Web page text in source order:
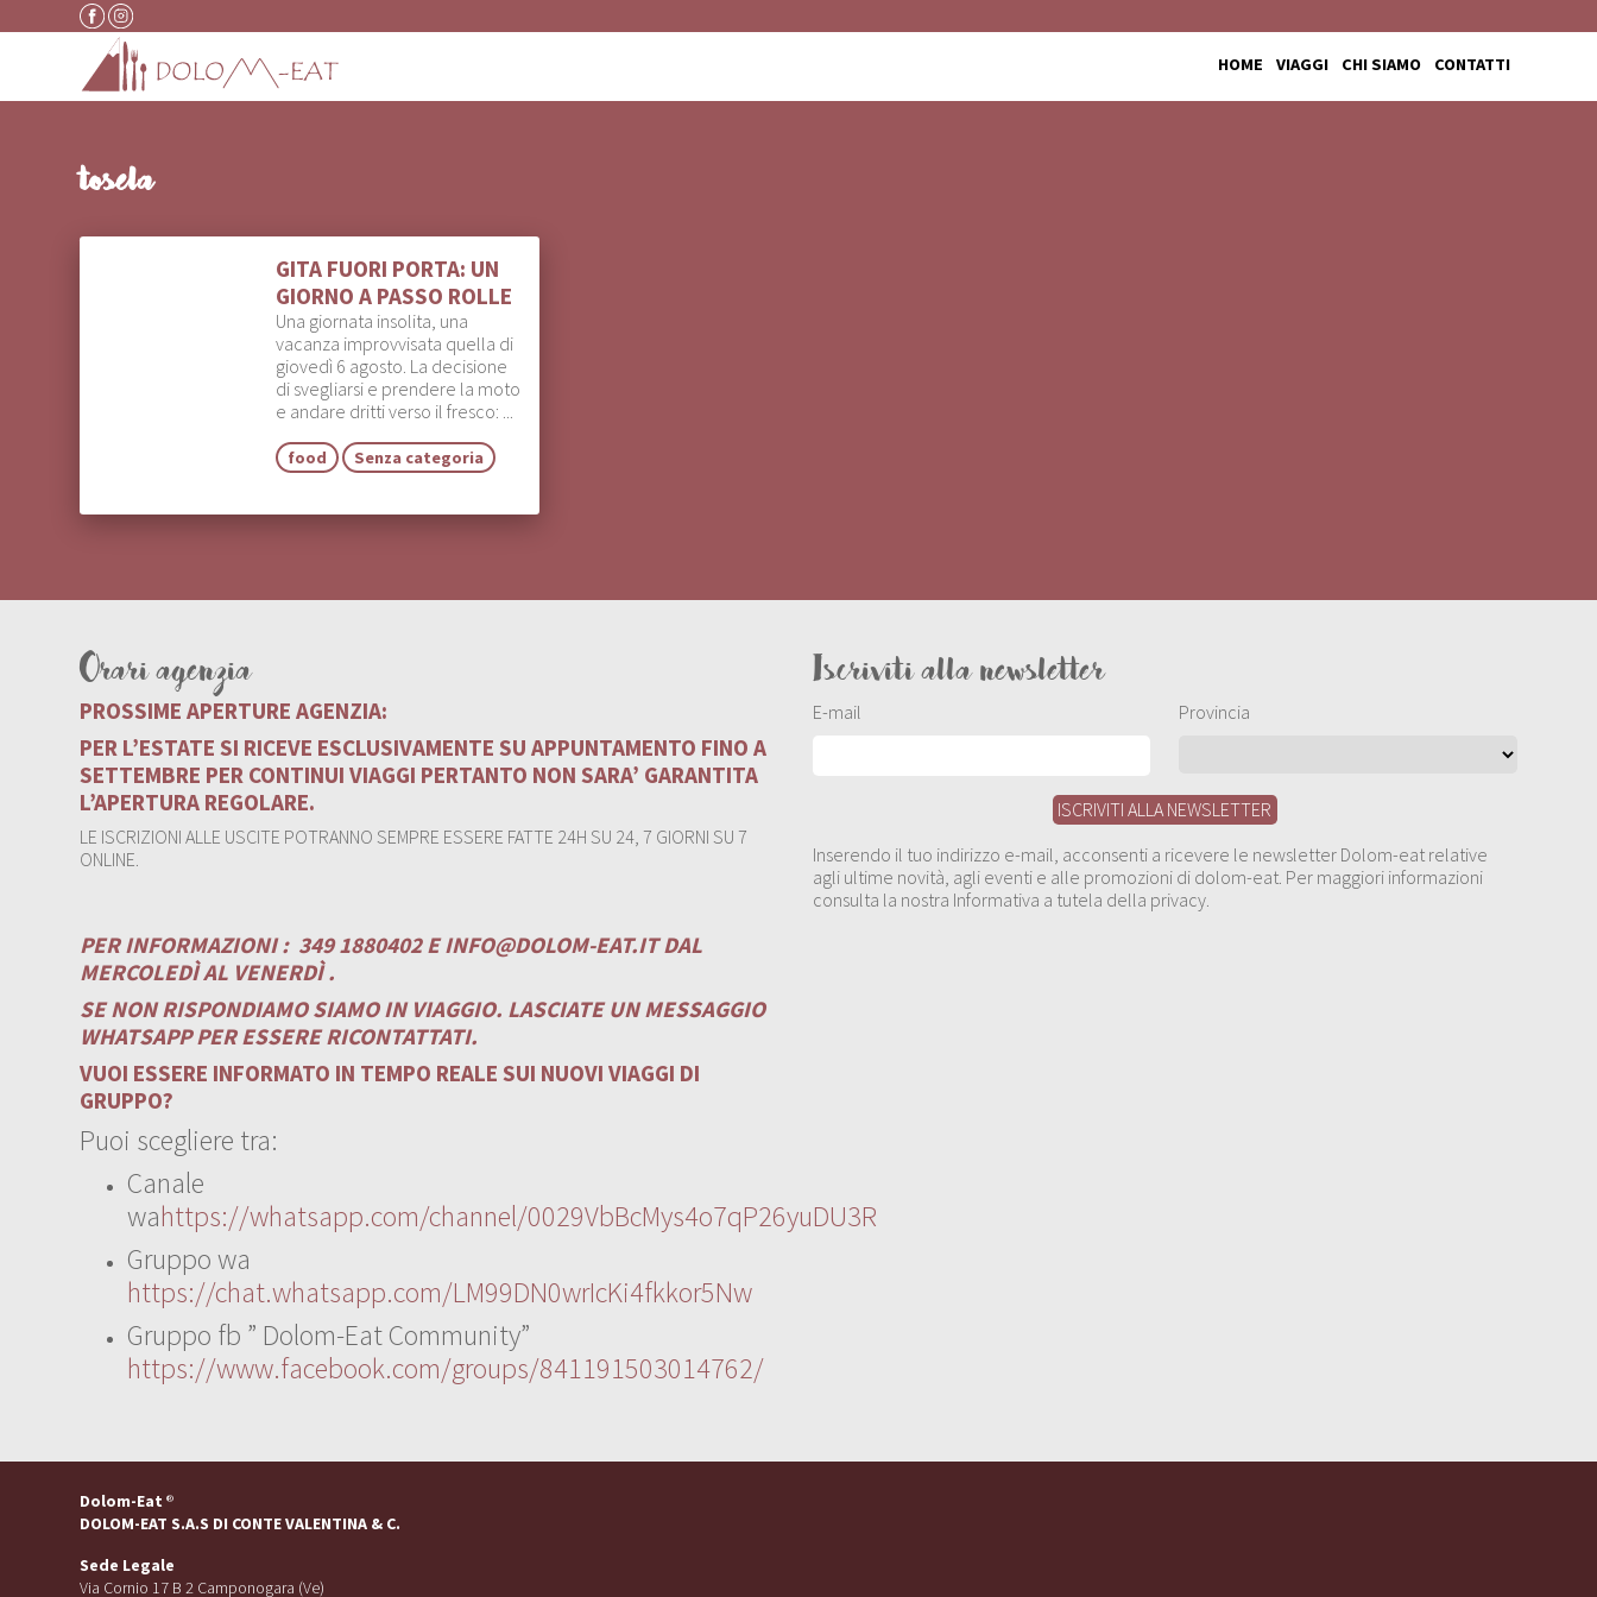
Vai al contenuto
HOME VIAGGI CHI SIAMO CONTATTI
tosela
GITA FUORI PORTA: UN
GIORNO A PASSO ROLLE
Una giornata insolita, una
vacanza improvvisata quella di
giovedì 6 agosto. La decisione
di svegliarsi e prendere la moto
e andare dritti verso il fresco: ...
food Senza categoria
Orari agenzia
PROSSIME APERTURE AGENZIA:
PER L’ESTATE SI RICEVE ESCLUSIVAMENTE SU APPUNTAMENTO FINO A
SETTEMBRE PER CONTINUI VIAGGI PERTANTO NON SARA’ GARANTITA
L’APERTURA REGOLARE.
LE ISCRIZIONI ALLE USCITE POTRANNO SEMPRE ESSERE FATTE 24H SU 24, 7 GIORNI SU 7
ONLINE.
PER INFORMAZIONI : 349 1880402 EINFO@DOLOM-EAT.ITDAL
MERCOLEDÌ AL VENERDÌ .
SE NON RISPONDIAMO SIAMO IN VIAGGIO. LASCIATE UN MESSAGGIO
WHATSAPP PER ESSERE RICONTATTATI.
VUOI ESSERE INFORMATO IN TEMPO REALE SUI NUOVI VIAGGI DI
GRUPPO?
Puoi scegliere tra:
Canale
wahttps://whatsapp.com/channel/0029VbBcMys4o7qP26yuDU3R
Gruppo wa
https://chat.whatsapp.com/LM99DN0wrIcKi4fkkor5Nw
Gruppo fb ” Dolom-Eat Community”
https://www.facebook.com/groups/841191503014762/
Iscriviti alla newsletter
E-mail Provincia
Inserendo il tuo indirizzo e-mail, acconsenti a ricevere le newsletter Dolom-eat relative
agli ultime novità, agli eventi e alle promozioni di dolom-eat. Per maggiori informazioni
consulta la nostra Informativa a tutela della privacy.
Dolom-Eat ®
DOLOM-EAT S.A.S DI CONTE VALENTINA & C.
Sede Legale
Via Cornio 17 B 2 Camponogara (Ve)